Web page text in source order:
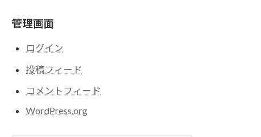
管理画面
ログイン
投稿フィード
コメントフィード
WordPress.org